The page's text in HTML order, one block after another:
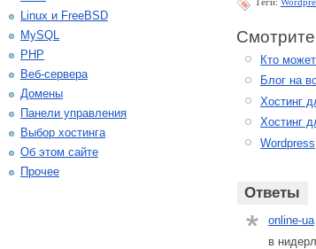
Кто
Блог на
Хостинг
Хостинг
Ответы
online-ua
в
Linux и FreeBSD
MySQL
PHP
Веб-сервера
Домены
Панели управления
Выбор хостинга
Об этом сайте
Прочее